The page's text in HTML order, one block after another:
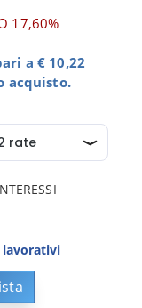
17,60%
a € 10,22
acquisto.